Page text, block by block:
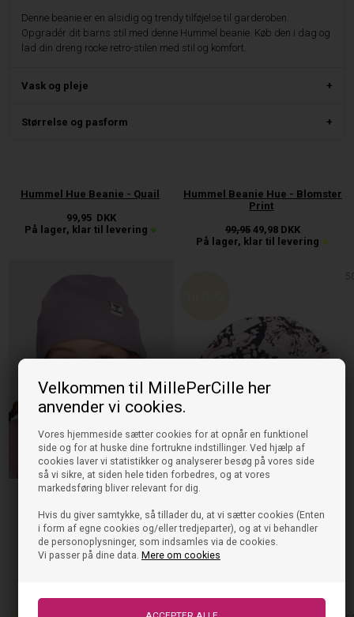
Velkommen til MillePerCille her
anvender vi cookies.
Vores hjemmeside sætter cookies for at opnår en funktionel
side og for at huske dine fortrukne indstillinger. Ved hjælp af
cookies laver vi statistikker og analyserer besøg på vores side
så vi sikre, at siden hele tiden forbedres, og at vores
markedsføring bliver relevant for dig.
Hvis du giver samtykke, så tillader du, at vi sætter cookies (Enten
i form af egne cookies og/eller tredjeparter), og at vi behandler
de personoplysninger, som indsamles via de cookies.
Vi passer på dine data. Mere om cookies
Denne beanie er en alsidig og trendy tilføjelse til garderoben.
Opgradér dit barns stil med denne Hummel beanie. Køb den i dag og
lad din dreng rocke retro-stilen med stil og komfort.
Vask og pleje
Størrelse og pasform
Hummel Hue Beanie - Quail
99,95 DKK
På lager, klar til levering
Hummel Beanie Hue - Blomster
Print
99,95 49,98 DKK
På lager, klar til levering
Millepercille
Hummel Beanie Hue Bea
229,95 114,98 DKK
Hummel Vinterjakke Logan Tex -
Marineblå